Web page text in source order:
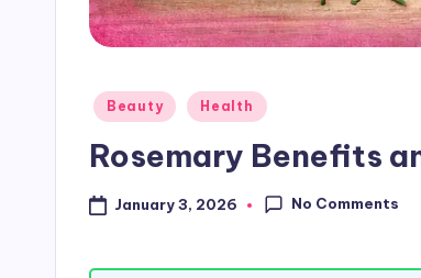
Posted
Beauty Health
Rosemary Benefits
January 3, 2026 No Comments